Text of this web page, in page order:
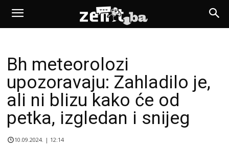
Bh meteorolozi
upozoravaju: Zahladilo je,
ali ni blizu kako će od
petka, izgledan i snijeg
10.09.2024. | 12:14